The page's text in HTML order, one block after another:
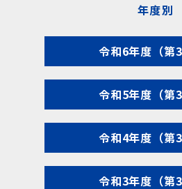
年度別
令和6年度（第
令和5年度（第
令和4年度（第
令和3年度（第